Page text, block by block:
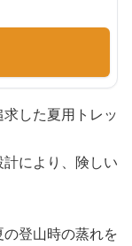
した夏用トレッ
により、険しい
登山時の蒸れを